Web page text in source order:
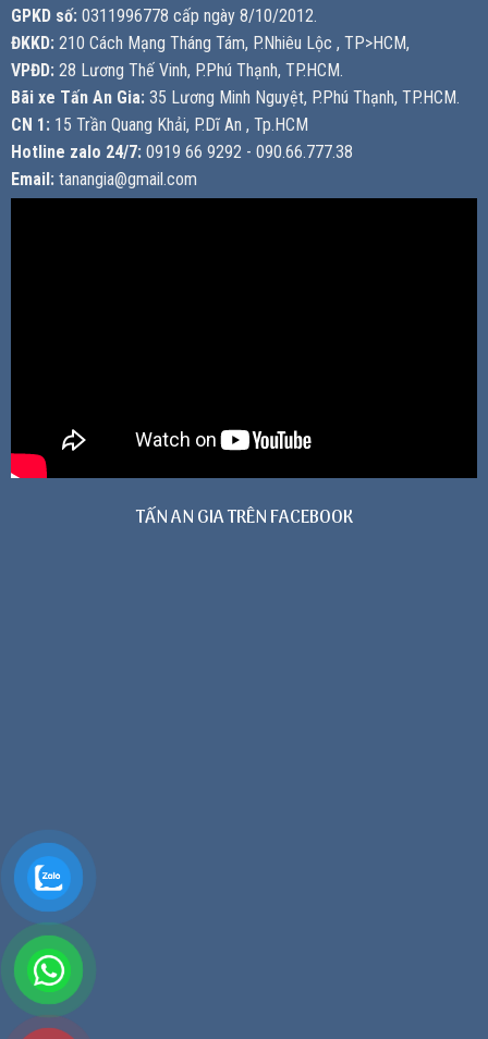
GPKD số: 0311996778 cấp ngày 8/10/2012.
ĐKKD: 210 Cách Mạng Tháng Tám, P.Nhiêu Lộc , TP>HCM,
VPĐD: 28 Lương Thế Vinh, P.Phú Thạnh, TP.HCM.
Bãi xe Tấn An Gia: 35 Lương Minh Nguyệt, P.Phú Thạnh, TP.HCM.
CN 1: 15 Trần Quang Khải, P.Dĩ An , Tp.HCM
Hotline zalo 24/7: 0919 66 9292 - 090.66.777.38
Email: tanangia@gmail.com
TẤN AN GIA TRÊN FACEBOOK